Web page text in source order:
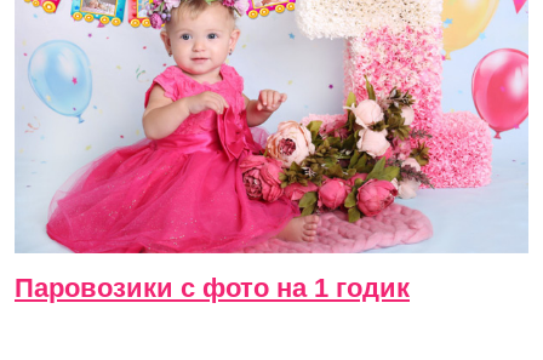
Паровозики с фото на 1 годик